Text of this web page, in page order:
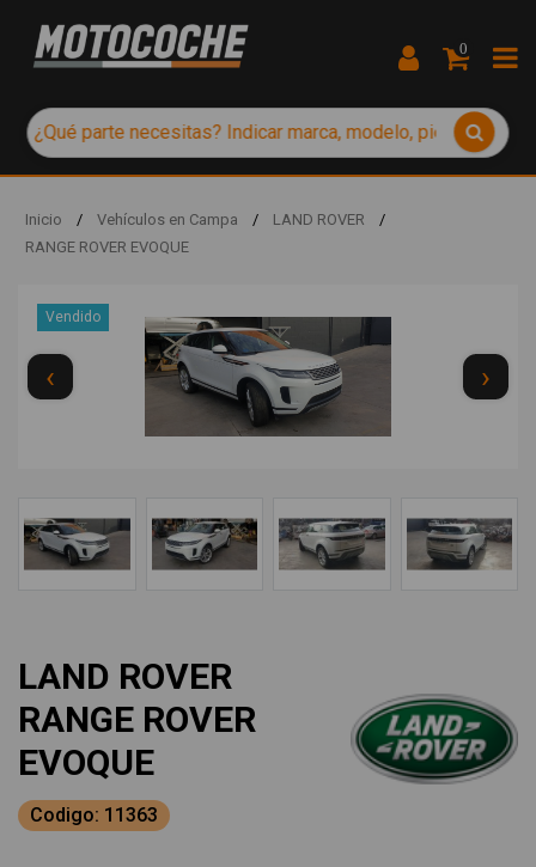
0
Inicio / Vehículos en Campa / LAND ROVER
/
RANGE ROVER EVOQUE
Vendido
‹ ›
LAND ROVER
RANGE ROVER
EVOQUE
Codigo: 11363